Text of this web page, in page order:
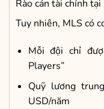
Rào cản tài chính tại
Tuy nhiên, MLS có
Mỗi đội chỉ
Players”
Quỹ lương
USD/năm